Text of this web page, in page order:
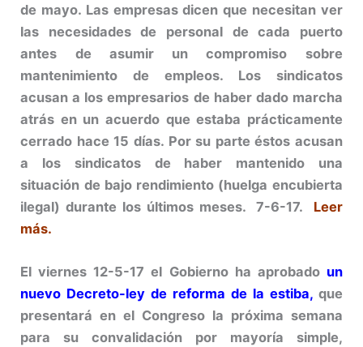
de mayo. Las empresas dicen que necesitan ver
las necesidades de personal de cada puerto
antes de asumir un compromiso sobre
mantenimiento de empleos. Los sindicatos
acusan a los empresarios de haber dado marcha
atrás en un acuerdo que estaba prácticamente
cerrado hace 15 días. Por su parte éstos acusan
a los sindicatos de haber mantenido una
situación de bajo rendimiento (huelga encubierta
ilegal) durante los últimos meses. 7-6-17. Leer
más.
El viernes 12-5-17 el Gobierno ha aprobado un
nuevo Decreto-ley de reforma de la estiba,que
presentará en el Congreso la próxima semana
para su convalidación por mayoría simple,